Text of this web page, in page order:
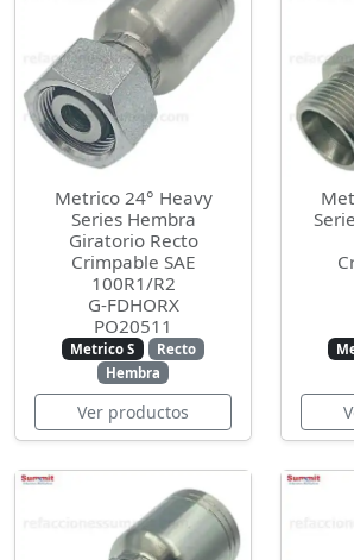
Metrico 24° Heavy
Series Hembra
Giratorio Recto
Crimpable SAE
100R1/R2
G-FDHORX
PO20511
Metrico S
Recto
Hembra
Ver productos